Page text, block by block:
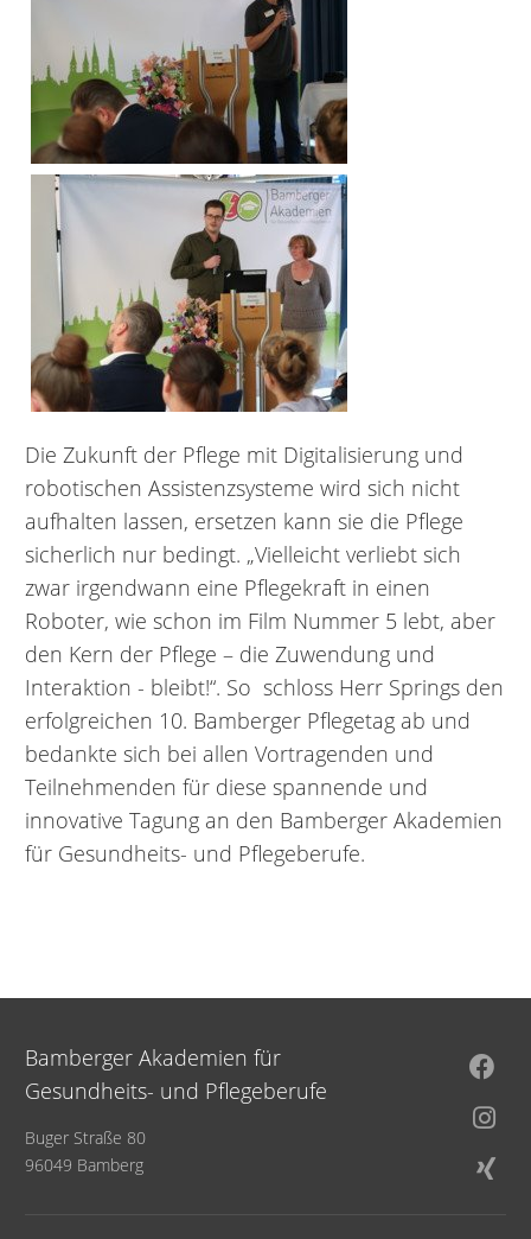
Die Zukunft der Pflege mit Digitalisierung und
robotischen Assistenzsysteme wird sich nicht
aufhalten lassen, ersetzen kann sie die Pflege
sicherlich nur bedingt. „Vielleicht verliebt sich
zwar irgendwann eine Pflegekraft in einen
Roboter, wie schon im Film Nummer 5 lebt, aber
den Kern der Pflege – die Zuwendung und
Interaktion - bleibt!“. So schloss Herr Springs den
erfolgreichen 10. Bamberger Pflegetag ab und
bedankte sich bei allen Vortragenden und
Teilnehmenden für diese spannende und
innovative Tagung an den Bamberger Akademien
für Gesundheits- und Pflegeberufe.
Bamberger Akademien für
Gesundheits- und Pflegeberufe
Buger Straße 80
96049 Bamberg